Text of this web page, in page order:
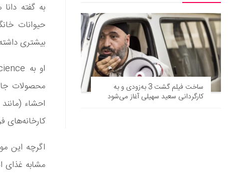
به گفته
حیوانات
بیشتری
محصولات
احشاء
کارخانه‌های
اگرچه این
مشابه غذای
ساخت فیلم گشت 3 به‌زودی و به
کارگردانی سعید سهیلی آغاز می‌شود